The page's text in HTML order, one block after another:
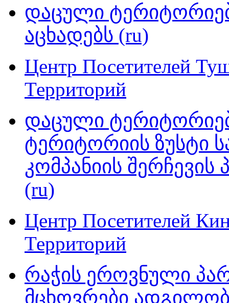
დაცული
აცხადებს (ru)
Центр Посетителей
Территорий
დაცული
ტერიტორიის ზუსტი
კომპანიის
(ru)
Центр Посетителей
Территорий
რაჭის ეროვნული
მცხოვრები